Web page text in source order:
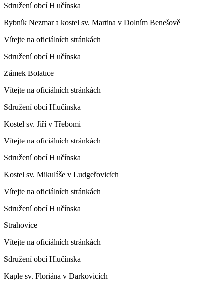
Sdružení obcí Hlučínska
Rybník Nezmar a kostel sv. Martina v Dolním Benešově
Vítejte na oficiálních stránkách
Sdružení obcí Hlučínska
Zámek Bolatice
Vítejte na oficiálních stránkách
Sdružení obcí Hlučínska
Kostel sv. Jiří v Třebomi
Vítejte na oficiálních stránkách
Sdružení obcí Hlučínska
Kostel sv. Mikuláše v Ludgeřovicích
Vítejte na oficiálních stránkách
Sdružení obcí Hlučínska
Strahovice
Vítejte na oficiálních stránkách
Sdružení obcí Hlučínska
Kaple sv. Floriána v Darkovicích